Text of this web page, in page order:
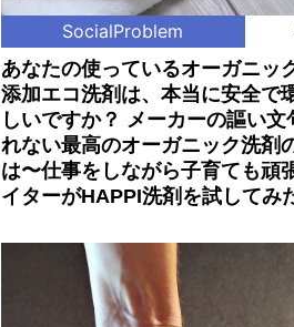
SocialProblem
あなたの使っているオーガニッ
添加エコ洗剤は、本当に安全で
しいですか？ メーカーの謳い文
れない最高のオーガニック洗剤
は〜仕事をしながら子育ても頑
イターがHAPPI洗剤を試してみ